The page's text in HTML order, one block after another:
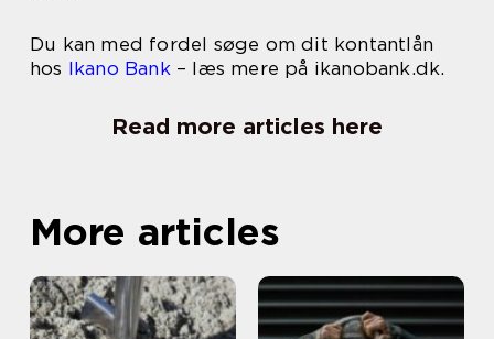
Du kan med fordel søge om dit kontantlån
hos Ikano Bank– læs mere på ikanobank.dk.
Read more articles here
More articles